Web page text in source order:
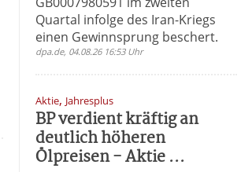
Quartal infolge des Iran-Kriegs
einen Gewinnsprung beschert.
dpa.de, 04.08.26 16:53 Uhr
Aktie, Jahresplus
BP verdient kräftig an
deutlich höheren
Ölpreisen - Aktie ...